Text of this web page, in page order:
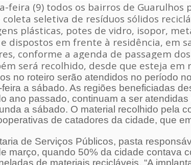
-feira (9) todos os bairros de Guarulhos
seletiva de resíduos sólidos
plásticas, potes de vidro, isopor,
dispostos em frente à residência, em
conforme a agenda de passagem
será recolhido, desde que esteja em
no roteiro serão atendidos no período
feira a sábado. As regiões beneficiadas
ano passado, continuam a ser
a sábado. O material recolhido pela
de catadores da cidade, que
de Serviços Públicos, pasta
março, quando 50% da cidade contava
de materiais recicláveis. “A